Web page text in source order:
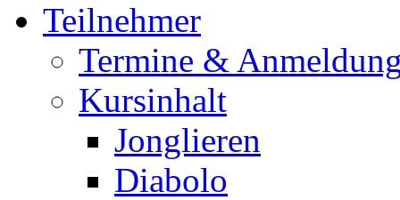
Teilnehmer
Termine &
Kursinhalt
Jonglieren
Diabolo